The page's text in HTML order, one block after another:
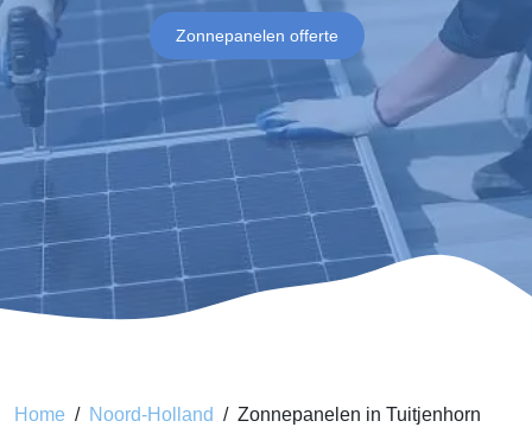
Zonnepanelen offerte
Home Noord-Holland Zonnepanelen in Tuitjenhorn